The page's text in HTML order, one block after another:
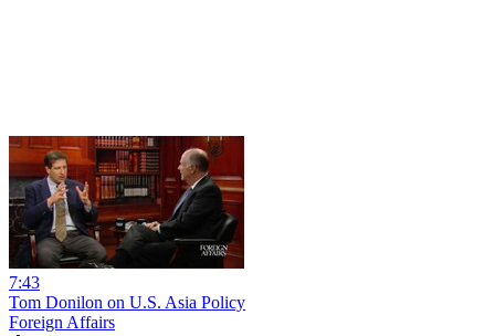
7:43
Tom Donilon on U.S. Asia Policy
Foreign Affairs